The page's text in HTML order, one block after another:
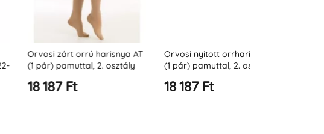
Orvosi zárt orrú harisnya AT
pár) pamuttal, 2. osztály
18 187 Ft
Orvosi nyitott orrharisnya AT
(1 pár) pamuttal, 2. osztály
18 187 Ft